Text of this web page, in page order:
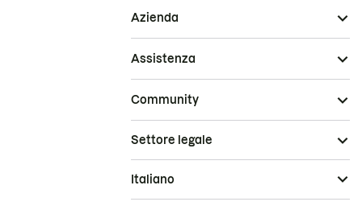
Azienda
Assistenza
Community
Settore legale
Italiano